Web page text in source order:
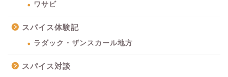
ワサビ
スパイス体験記
ラダック・ザンスカール地方
スパイス対談